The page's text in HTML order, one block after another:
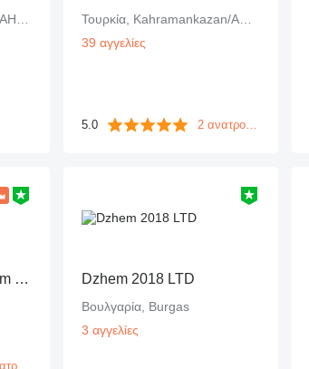
Τουρκία, Kahramankazan/ANKARA
39 αγγελίες
5.0 2 ανατροφοδοτήσεις
Galen Grup Çelik Üretim Sanayi ve Ticaret A.Ş.
33 ανατροφοδοτήσεις
Dzhem 2018 LTD
Βουλγαρία, Burgas
3 αγγελίες